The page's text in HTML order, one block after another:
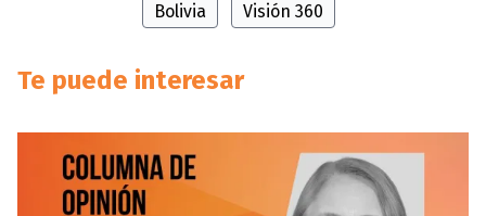
Bolivia Visión 360
Te puede interesar